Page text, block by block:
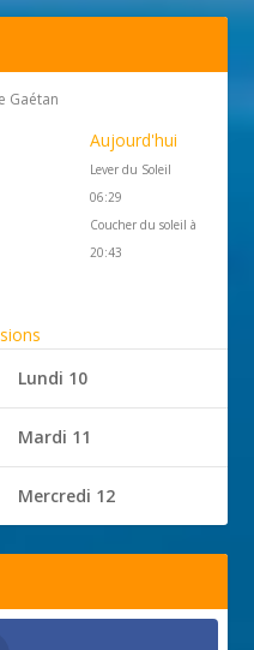
Gaétan
Aujourd'hui
Lever du Soleil
06:29
Coucher du soleil à
20:43
Lundi 10
Mardi 11
Mercredi 12